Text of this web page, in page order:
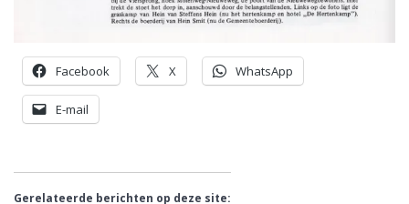
Facebook X WhatsApp
E-mail
Gerelateerde berichten op deze site: